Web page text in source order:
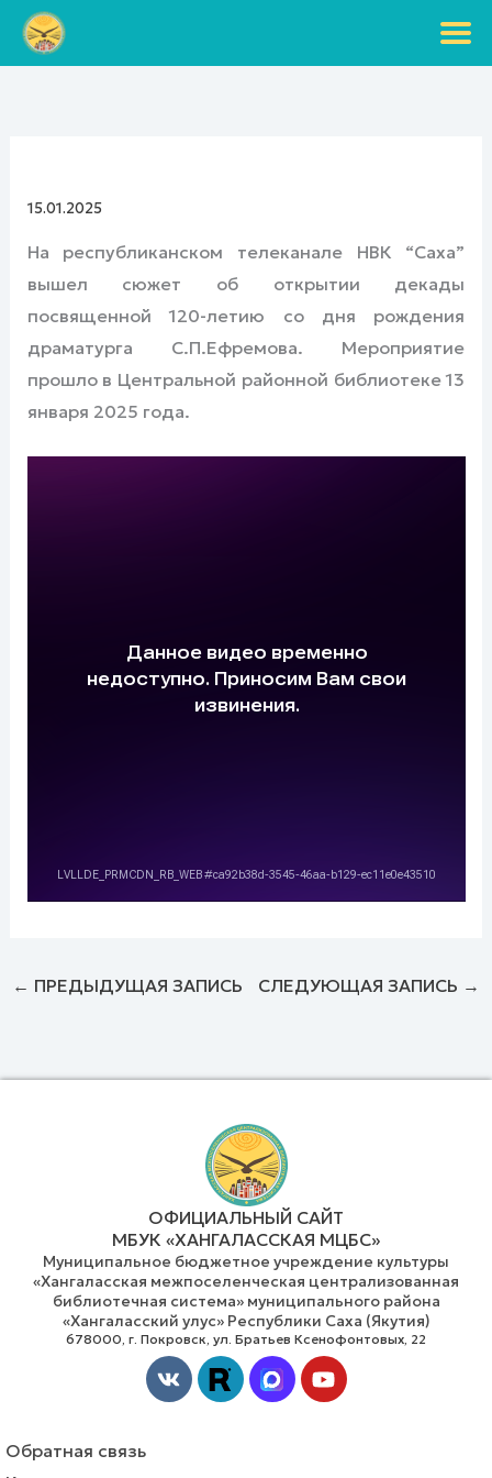
Перейти
15.01.2025
На республиканском телеканале НВК “Саха”
вышел сюжет об открытии декады
посвященной 120-летию со дня рождения
драматурга С.П.Ефремова. Мероприятие
прошло в Центральной районной библиотеке 13
января 2025 года.
← ПРЕДЫДУЩАЯ ЗАПИСЬ СЛЕДУЮЩАЯ ЗАПИСЬ →
ОФИЦИАЛЬНЫЙ САЙТ
МБУК «ХАНГАЛАССКАЯ МЦБС»
Муниципальное бюджетное учреждение культуры
«Хангаласская межпоселенческая централизованная
библиотечная система» муниципального района
«Хангаласский улус» Республики Саха (Якутия)
678000, г. Покровск, ул. Братьев Ксенофонтовых, 22
Vk Youtube
Обратная связь